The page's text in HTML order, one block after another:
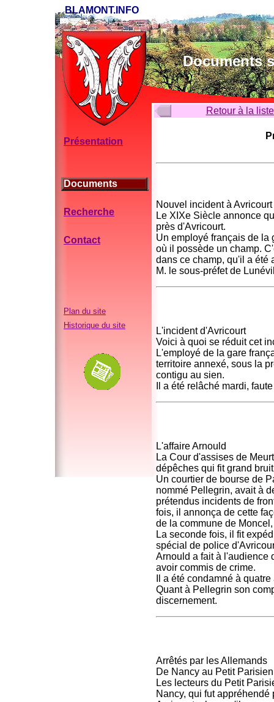
BLAMONT.INFO
Documents
Présentation
Documents
Recherche
Contact
Plan du site
Historique du site
Retour à la
Nouvel incident à Avricourt
Le XIXe Siècle annonce
près d'Avricourt.
Un employé français de la
où il possède un champ.
dans ce champ, qu'il a été
M. le sous-préfet de
L'incident d'Avricourt
Voici à quoi se réduit cet
L'employé de la gare
territoire annexé, sous la
contigu au sien.
Il a été relâché mardi,
L'affaire Arnould
La Cour d'assises de
dépêches qui fit grand
Un courtier de bourse de
nommé Pellegrin, avait à
prétendus incidents de
fois, il annonça de cette
de la commune de
La seconde fois, il fit
spécial de police
Arnould a fait à l'audience
avoir commis de crime.
Il a été condamné à
Quant à Pellegrin son
discernement.
Arrêtés par les Allemands
De Nancy au Petit Parisien
Les lecteurs du Petit
Nancy, qui fut